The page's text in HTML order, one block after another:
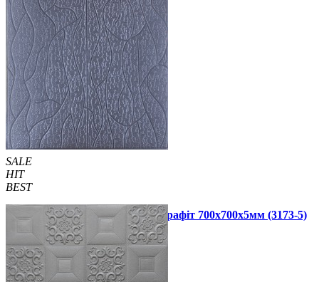
Головна
SALE до -50%
SALE до -50%
SALE
HIT
BEST
Самоклеюча 3D панель скеля графіт 700x700x5мм (3173-5)
99 грн./шт 180 грн./шт